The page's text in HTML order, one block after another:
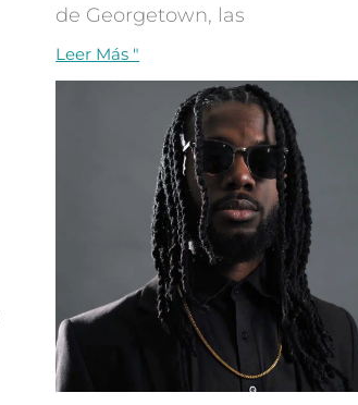
de Georgetown, las
Leer Más "